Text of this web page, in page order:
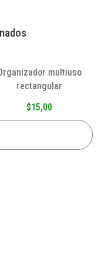
multiuso
rectangular
$15,00